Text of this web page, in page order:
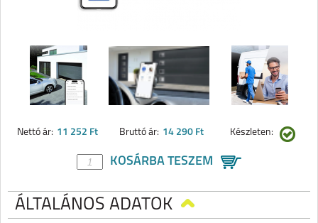
Nettó ár: 11 252 Ft Bruttó ár: 14 290 Ft Készleten:
KOSÁRBA TESZEM
ÁLTALÁNOS ADATOK